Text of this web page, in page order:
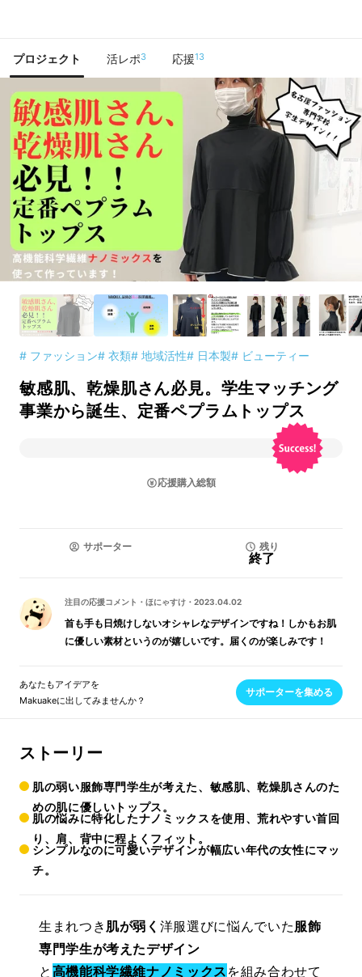
プロジェクト 活レポ3 応援13
# ファッション# 衣類# 地域活性# 日本製# ビューティー
敏感肌、乾燥肌さん必見。学生マッチング
事業から誕生、定番ペプラムトップス
応援購入総額
サポーター 残り
終了
注目の応援コメント ・ ほにゃすけ ・ 2023.04.02
首も手も日焼けしないオシャレなデザインですね！しかもお肌
に優しい素材というのが嬉しいです。届くのが楽しみです！
あなたもアイデアを
Makuakeに出してみませんか？
サポーターを集める
ストーリー
肌の弱い服飾専門学生が考えた、敏感肌、乾燥肌さんのた
めの肌に優しいトップス。
肌の悩みに特化したナノミックスを使用、荒れやすい首回
り、肩、背中に程よくフィット。
シンプルなのに可愛いデザインが幅広い年代の女性にマッ
チ。
生まれつき 肌が弱く 洋服選びに悩んでいた服飾
専門学生が考えたデザイン
と 高機能科学繊維ナノミックス を組み合わせて